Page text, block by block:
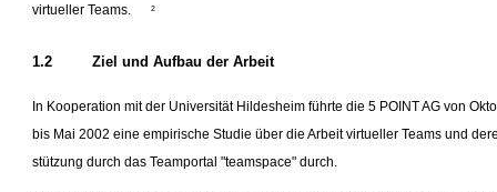
virtueller Teams.
2
1.2 Ziel und Aufbau der Arbeit
In Kooperation mit der Universität Hildesheim führte die 5 POINT AG von
bis Mai 2002 eine empirische Studie über die Arbeit virtueller Teams und
stützung durch das Teamportal "teamspace" durch.